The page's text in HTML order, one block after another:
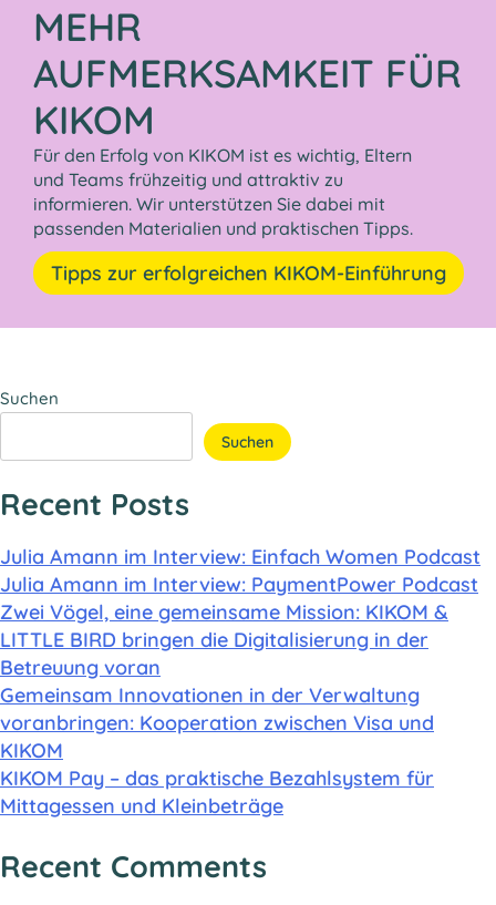
MEHR
AUFMERKSAMKEIT FÜR
KIKOM
Für den Erfolg von KIKOM ist es wichtig, Eltern
und Teams frühzeitig und attraktiv zu
informieren. Wir unterstützen Sie dabei mit
passenden Materialien und praktischen Tipps.
Tipps zur erfolgreichen KIKOM-Einführung
Suchen
Suchen
Recent Posts
Julia Amann im Interview: Einfach Women Podcast
Julia Amann im Interview: PaymentPower Podcast
Zwei Vögel, eine gemeinsame Mission: KIKOM &
LITTLE BIRD bringen die Digitalisierung in der
Betreuung voran
Gemeinsam Innovationen in der Verwaltung
voranbringen: Kooperation zwischen Visa und
KIKOM
KIKOM Pay – das praktische Bezahlsystem für
Mittagessen und Kleinbeträge
Recent Comments